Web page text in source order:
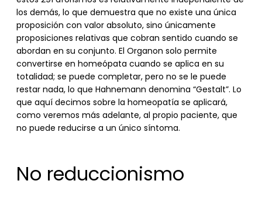
los demás, lo que demuestra que no existe una única
proposición con valor absoluto, sino únicamente
proposiciones relativas que cobran sentido cuando se
abordan en su conjunto. El Organon solo permite
convertirse en homeópata cuando se aplica en su
totalidad; se puede completar, pero no se le puede
restar nada, lo que Hahnemann denomina “Gestalt”. Lo
que aquí decimos sobre la homeopatía se aplicará,
como veremos más adelante, al propio paciente, que
no puede reducirse a un único síntoma.
No reduccionismo